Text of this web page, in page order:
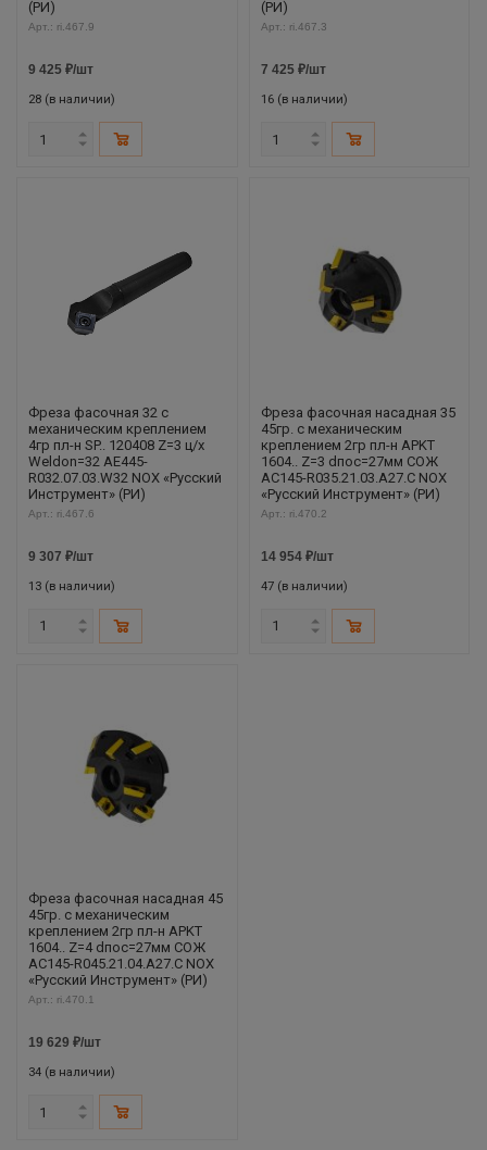
(РИ)
Арт.: ri.467.9
9 425 ₽/шт
28 (в наличии)
(РИ)
Арт.: ri.467.3
7 425₽/шт
16 (в наличии)
Фреза фасочная 32 с
механическим креплением
4гр пл-н SP.. 120408 Z=3 ц/х
Weldon=32 AE445-
R032.07.03.W32 NOX «Русский
Инструмент» (РИ)
Арт.: ri.467.6
9 307 ₽/шт
13 (в наличии)
Фреза фасочная насадная 35
45гр. с механическим
креплением 2гр пл-н APKT
1604.. Z=3 dпос=27мм СОЖ
AC145-R035.21.03.A27.C NOX
«Русский Инструмент» (РИ)
Арт.: ri.470.2
14 954₽/шт
47 (в наличии)
Фреза фасочная насадная 45
45гр. с механическим
креплением 2гр пл-н APKT
1604.. Z=4 dпос=27мм СОЖ
AC145-R045.21.04.A27.C NOX
«Русский Инструмент» (РИ)
Арт.: ri.470.1
19 629 ₽/шт
34 (в наличии)